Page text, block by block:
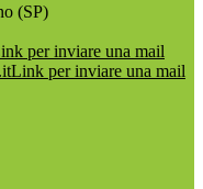
(SP)
per inviare una mail
Link per inviare una mail